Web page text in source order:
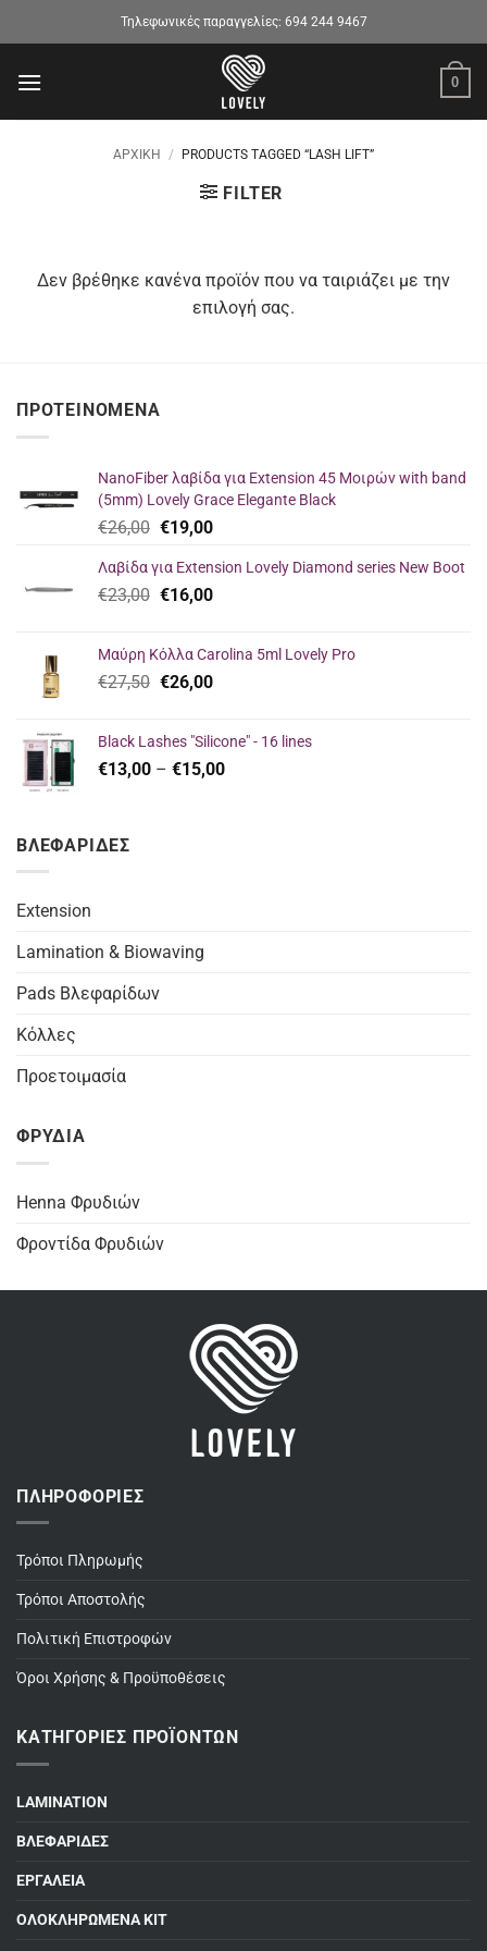
στο
Τηλεφωνικές παραγγελίες: 694 244 9467
0
ΑΡΧΙΚΉ / PRODUCTS TAGGED “LASH LIFT”
FILTER
Δεν βρέθηκε κανένα προϊόν που να ταιριάζει με την
επιλογή σας.
ΠΡΟΤΕΙΝΌΜΕΝΑ
NanoFiber λαβίδα για Extension 45 Μοιρών with band
(5mm) Lovely Grace Elegante Black
€26,00 Original
was:
€26,00.
€19,00Η
τιμή
είναι:
Λαβίδα για Extension Lovely Diamond series New Boot
€23,00 Original
€23,00.
€16,00Η
είναι:
€16,00.
Μαύρη Κόλλα Carolina 5ml Lovely Pro
€27,50 Original
€27,50.
€26,00Η
είναι:
€26,00.
Black Lashes "Silicone" - 16 lines
€13,00 – €15,00Price
ΒΛΕΦΑΡΙΔΕΣ
Extension
Lamination & Biowaving
Pads Βλεφαρίδων
Κόλλες
Προετοιμασία
ΦΡΥΔΙΑ
Henna Φρυδιών
Φροντίδα Φρυδιών
ΠΛΗΡΟΦΟΡΊΕΣ
Τρόποι Πληρωμής
Τρόποι Αποστολής
Πολιτική Επιστροφών
Όροι Χρήσης & Προϋποθέσεις
ΚΑΤΗΓΟΡΊΕΣ ΠΡΟΪΌΝΤΩΝ
LAMINATION
ΒΛΕΦΑΡΙΔΕΣ
ΕΡΓΑΛΕΙΑ
ΟΛΟΚΛΗΡΩΜΕΝΑ ΚΙΤ